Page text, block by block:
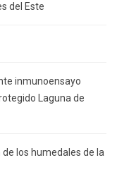
del Este
inmunoensayo
Laguna de
los humedales de la